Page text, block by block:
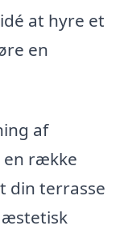
at hyre et
en
af
række
din terrasse